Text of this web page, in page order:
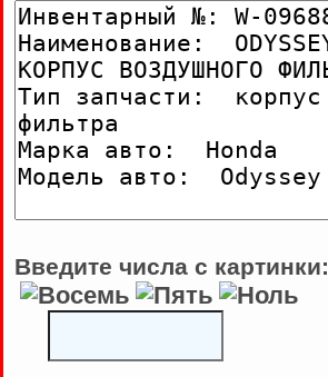
Введите числа с картинки: